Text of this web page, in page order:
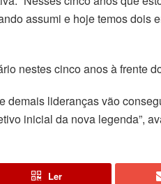
assumi e hoje temos dois
nestes cinco anos à frente
demais lideranças vão
inicial da nova legenda”,
Ler